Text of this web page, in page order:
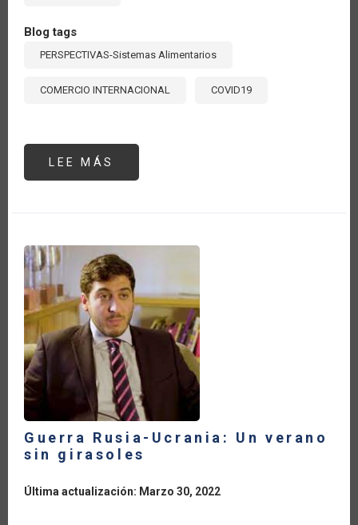
Blog tags
PERSPECTIVAS-Sistemas Alimentarios
COMERCIO INTERNACIONAL COVID19
LEE MÁS
POTENCIALES
INVASIÓN
DE
RUSIA
A
UCRANIA
Guerra Rusia-Ucrania: Un verano
sin girasoles
Última actualización: Marzo 30, 2022